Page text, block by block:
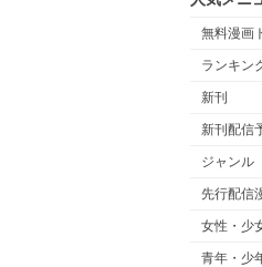
無料漫画
ランキン
新刊
新刊配信
ジャンル
先行配信
女性・少
青年・少